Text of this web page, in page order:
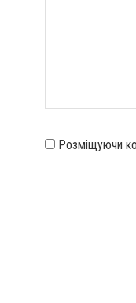
Розміщуючи